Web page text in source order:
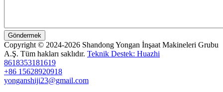
Göndermek
Copyright © 2024-2026 Shandong Yongan İnşaat Makineleri Grubu
A.Ş. Tüm hakları saklıdır. Teknik Destek: Huazhi
8618353181619
+86 15628920918
yonganshiji23@gmail.com